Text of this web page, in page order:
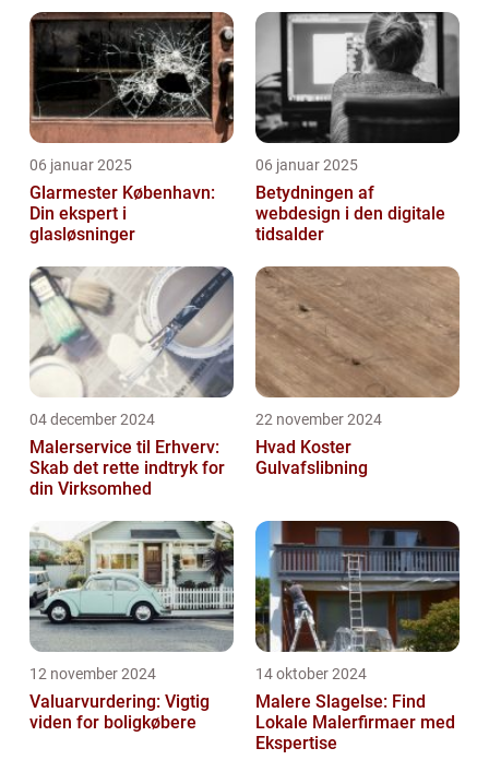
06 januar 2025
Glarmester København:
Din ekspert i
glasløsninger
06 januar 2025
Betydningen af
webdesign i den digitale
tidsalder
04 december 2024
Malerservice til Erhverv:
Skab det rette indtryk for
din Virksomhed
22 november 2024
Hvad Koster
Gulvafslibning
12 november 2024
Valuarvurdering: Vigtig
viden for boligkøbere
14 oktober 2024
Malere Slagelse: Find
Lokale Malerfirmaer med
Ekspertise